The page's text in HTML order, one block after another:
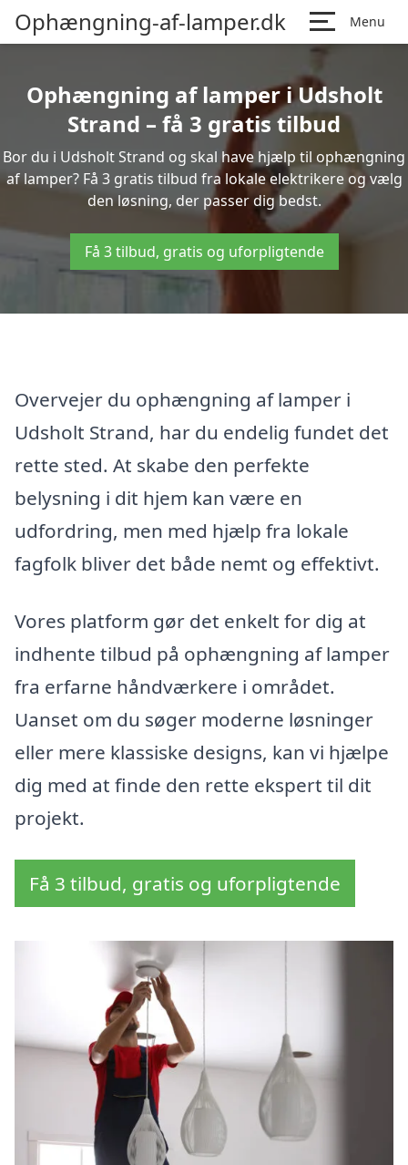
Ophængning-af-lamper.dk Menu
Ophængning af lamper i Udsholt
Strand – få 3 gratis tilbud
Bor du i Udsholt Strand og skal have hjælp til ophængning
af lamper? Få 3 gratis tilbud fra lokale elektrikere og vælg
den løsning, der passer dig bedst.
Få 3 tilbud, gratis og uforpligtende
Overvejer du ophængning af lamper i
Udsholt Strand, har du endelig fundet det
rette sted. At skabe den perfekte
belysning i dit hjem kan være en
udfordring, men med hjælp fra lokale
fagfolk bliver det både nemt og effektivt.
Vores platform gør det enkelt for dig at
indhente tilbud på ophængning af lamper
fra erfarne håndværkere i området.
Uanset om du søger moderne løsninger
eller mere klassiske designs, kan vi hjælpe
dig med at finde den rette ekspert til dit
projekt.
Få 3 tilbud, gratis og uforpligtende